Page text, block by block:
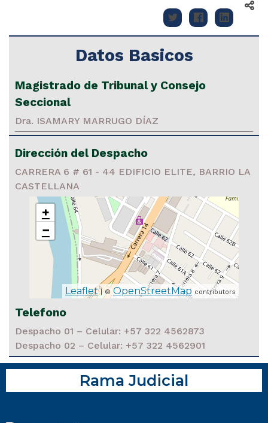
Datos Basicos
Magistrado de Tribunal y Consejo
Seccional
Dra. ISAMARY MARRUGO DÍAZ
Dirección del Despacho
CARRERA 6 # 61 - 44 EDIFICIO ELITE, BARRIO LA
CASTELLANA
+
−
Leaflet| ©OpenStreetMap contributors
Telefono
Despacho 01 – Celular: +57 322 4562873
Despacho 02 – Celular: +57 322 4562901
Rama Judicial